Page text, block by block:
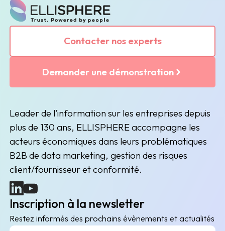
Contacter nos experts
Demander une démonstration
Leader de l'information sur les entreprises depuis
plus de 130 ans, ELLISPHERE accompagne les
acteurs économiques dans leurs problématiques
B2B de data marketing, gestion des risques
client/fournisseur et conformité.
(nouvelle fenêtre)
(nouvelle fenêtre)
Inscription à la newsletter
Restez informés des prochains évènements et actualités